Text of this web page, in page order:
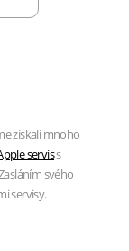
získali mnoho
serviss
svého
servisy.